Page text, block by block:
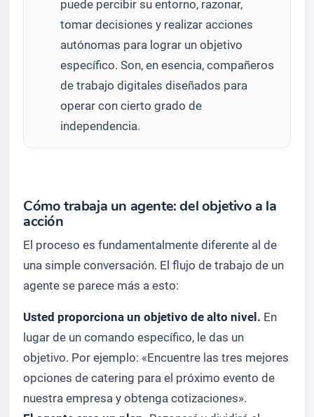
puede percibir su entorno, razonar,
tomar decisiones y realizar acciones
autónomas para lograr un objetivo
específico. Son, en esencia, compañeros
de trabajo digitales diseñados para
operar con cierto grado de
independencia.
Cómo trabaja un agente: del objetivo a la
acción
El proceso es fundamentalmente diferente al de
una simple conversación. El flujo de trabajo de un
agente se parece más a esto:
Usted proporciona un objetivo de alto nivel. En
lugar de un comando específico, le das un
objetivo. Por ejemplo: «Encuentre las tres mejores
opciones de catering para el próximo evento de
nuestra empresa y obtenga cotizaciones».